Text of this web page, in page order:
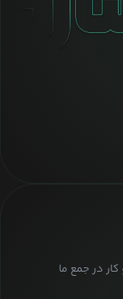
کار در جمع ما